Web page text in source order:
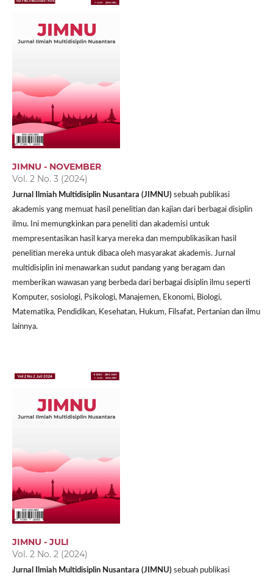
JIMNU - NOVEMBER
Vol. 2 No. 3 (2024)
Jurnal Ilmiah Multidisiplin Nusantara (JIMNU) sebuah publikasi
akademis yang memuat hasil penelitian dan kajian dari berbagai disiplin
ilmu. Ini memungkinkan para peneliti dan akademisi untuk
mempresentasikan hasil karya mereka dan mempublikasikan hasil
penelitian mereka untuk dibaca oleh masyarakat akademis. Jurnal
multidisiplin ini menawarkan sudut pandang yang beragam dan
memberikan wawasan yang berbeda dari berbagai disiplin ilmu seperti
Komputer, sosiologi, Psikologi, Manajemen, Ekonomi, Biologi,
Matematika, Pendidikan, Kesehatan, Hukum, Filsafat, Pertanian dan ilmu
lainnya.
JIMNU - JULI
Vol. 2 No. 2 (2024)
Jurnal Ilmiah Multidisiplin Nusantara (JIMNU) sebuah publikasi